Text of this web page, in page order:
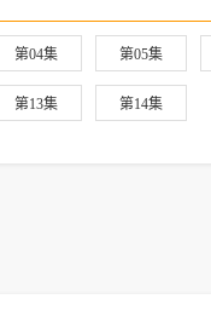
第04集 第05集
第13集 第14集